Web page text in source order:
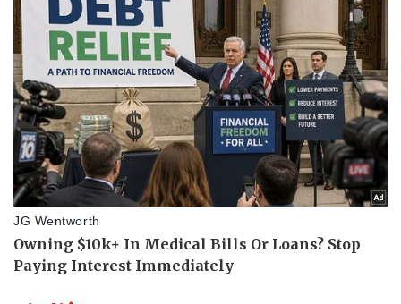
Doanh nghiệp
Thông tin doanh nghiệp
Doanh nghiệp 24h
Doanh nhân
Vì cộng đồng
Công nghệ
Sành điệu
Tin Công nghệ
Trải nghiệm
Chuyển đổi số